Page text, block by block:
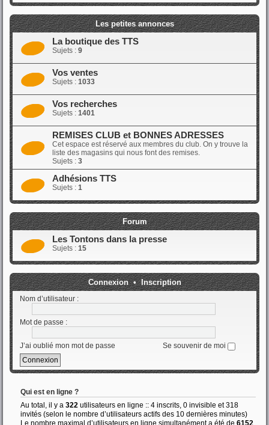
Les petites annonces
La boutique des TTS
Sujets : 9
Vos ventes
Sujets : 1033
Vos recherches
Sujets : 1401
REMISES CLUB et BONNES ADRESSES
Cet espace est réservé aux membres du club. On y trouve la
liste des magasins qui nous font des remises.
Sujets : 3
Adhésions TTS
Sujets : 1
Forum
Les Tontons dans la presse
Sujets : 15
Connexion•Inscription
Nom d’utilisateur :
Mot de passe :
J’ai oublié mon mot de passe Se souvenir de moi
Qui est en ligne ?
Au total, il y a 322 utilisateurs en ligne :: 4 inscrits, 0 invisible et 318
invités (selon le nombre d’utilisateurs actifs des 10 dernières minutes)
Le nombre maximal d’utilisateurs en ligne simultanément a été de 6152